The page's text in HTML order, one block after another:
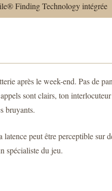
Finding Technology intégrée
après le week-end. Pas de
sont clairs, ton
bruyants.
peut être perceptible
spécialiste du jeu.